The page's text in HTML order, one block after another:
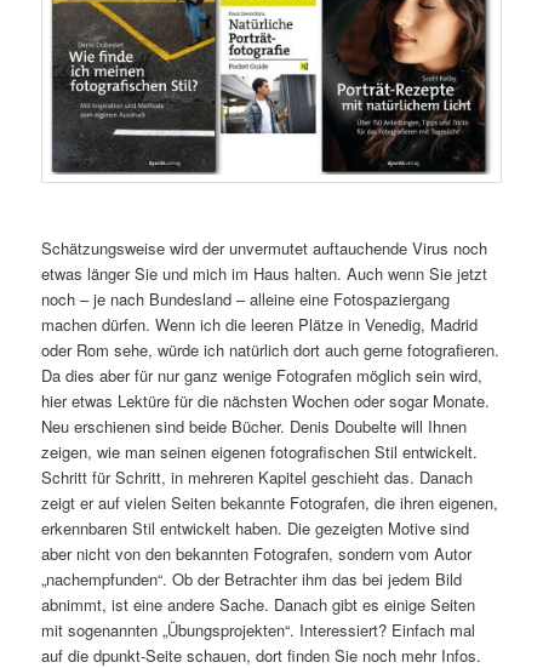
Schätzungsweise wird der unvermutet auftauchende Virus noch
etwas länger Sie und mich im Haus halten. Auch wenn Sie jetzt
noch – je nach Bundesland – alleine eine Fotospaziergang
machen dürfen. Wenn ich die leeren Plätze in Venedig, Madrid
oder Rom sehe, würde ich natürlich dort auch gerne fotografieren.
Da dies aber für nur ganz wenige Fotografen möglich sein wird,
hier etwas Lektüre für die nächsten Wochen oder sogar Monate.
Neu erschienen sind beide Bücher. Denis Doubelte will Ihnen
zeigen, wie man seinen eigenen fotografischen Stil entwickelt.
Schritt für Schritt, in mehreren Kapitel geschieht das. Danach
zeigt er auf vielen Seiten bekannte Fotografen, die ihren eigenen,
erkennbaren Stil entwickelt haben. Die gezeigten Motive sind
aber nicht von den bekannten Fotografen, sondern vom Autor
„nachempfunden“. Ob der Betrachter ihm das bei jedem Bild
abnimmt, ist eine andere Sache. Danach gibt es einige Seiten
mit sogenannten „Übungsprojekten“. Interessiert? Einfach mal
auf die dpunkt-Seite schauen, dort finden Sie noch mehr Infos.